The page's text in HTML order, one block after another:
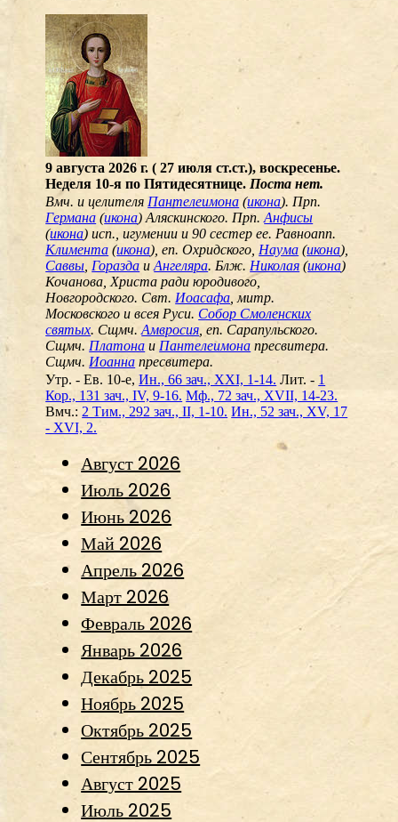
9 августа 2026 г. ( 27 июля ст.ст.), воскресенье.
Неделя 10-я по Пятидесятнице. Поста нет.
Вмч. и целителя Пантелеимона (икона). Прп.
Германа (икона) Аляскинского. Прп.Анфисы
(икона) исп., игумении и 90 сестер ее. Равноапп.
Климента (икона), еп. Охридского, Наума (икона),
Саввы Горазда иАнгеляра. Блж. Николая (икона)
Кочанова, Христа ради юродивого,
Новгородского. Свт. Иоасафа , митр.
Московского и всея Руси. Собор Смоленских
святых. Сщмч.Амвросия , еп. Сарапульского.
Сщмч. Платона и Пантелеимона пресвитера.
Сщмч. Иоанна пресвитера.
Утр. - Ев. 10-е,Ин., 66 зач., XXI, 1-14. Лит. - 1
Кор., 131 зач., IV, 9-16. Мф., 72 зач., XVII, 14-23.
Вмч.:2 Тим., 292 зач., II, 1-10. Ин., 52 зач., XV, 17
- XVI, 2.
Август 2026
Июль 2026
Июнь 2026
Май 2026
Апрель 2026
Март 2026
Февраль 2026
Январь 2026
Декабрь 2025
Ноябрь 2025
Октябрь 2025
Сентябрь 2025
Август 2025
Июль 2025